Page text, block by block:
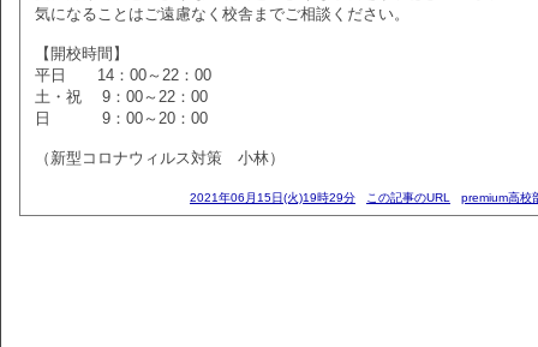
気になることはご遠慮なく校舎までご相談ください。
【開校時間】
平日 14：00～22：00
土・祝 9：00～22：00
日 9：00～20：00
（新型コロナウィルス対策 小林）
2021年06月15日(火)19時29分 この記事のURL premium高校